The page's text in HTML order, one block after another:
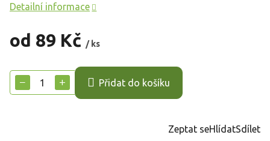
od 89 Kč / ks
cena:
+
− Přidat do košíku
Detailní informace
Zeptat seHlídatSdílet